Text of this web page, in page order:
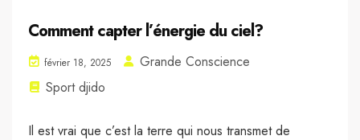
Comment capter l’énergie du ciel?
février 18, 2025
Grande Conscience
Sport djido
Il est vrai que c’est la terre qui nous transmet de